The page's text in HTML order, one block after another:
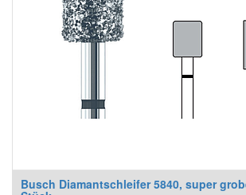
Busch Diamantschleifer 5840, super